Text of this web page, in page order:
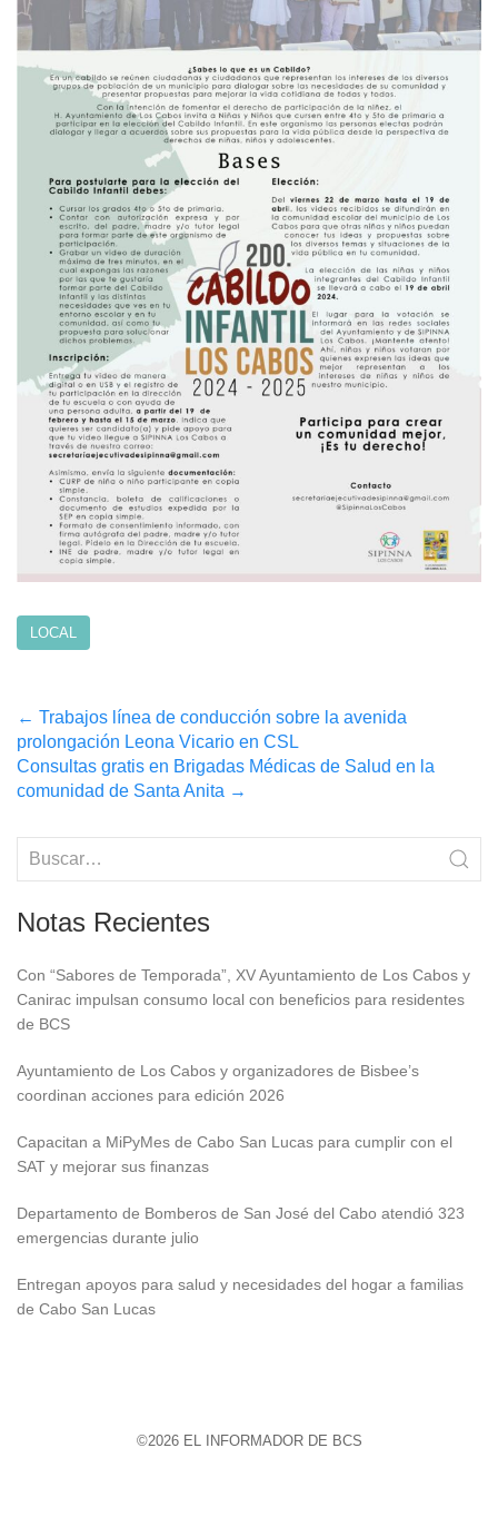
LOCAL
Post
navigation
← Trabajos línea de conducción sobre la avenida
prolongación Leona Vicario en CSL
Consultas gratis en Brigadas Médicas de Salud en la
comunidad de Santa Anita →
Notas Recientes
Con “Sabores de Temporada”, XV Ayuntamiento de Los Cabos y
Canirac impulsan consumo local con beneficios para residentes
de BCS
Ayuntamiento de Los Cabos y organizadores de Bisbee’s
coordinan acciones para edición 2026
Capacitan a MiPyMes de Cabo San Lucas para cumplir con el
SAT y mejorar sus finanzas
Departamento de Bomberos de San José del Cabo atendió 323
emergencias durante julio
Entregan apoyos para salud y necesidades del hogar a familias
de Cabo San Lucas
©2026 EL INFORMADOR DE BCS